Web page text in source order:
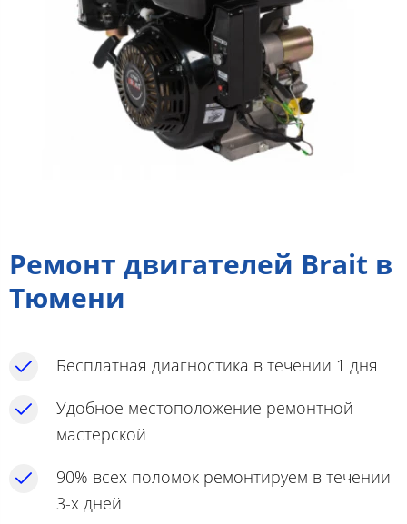
Ремонт двигателей Brait в
Тюмени
Бесплатная диагностика в течении 1 дня
Удобное местоположение ремонтной
мастерской
90% всех поломок ремонтируем в течении
3-х дней